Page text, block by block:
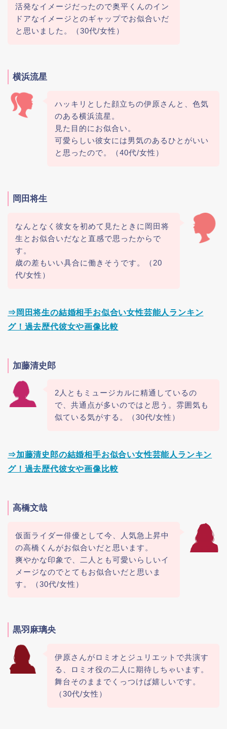
活発なイメージだったので奥平くんのイン
ドアなイメージとのギャップでお似合いだ
と思いました。（30代/女性）
横浜流星
ハッキリとした顔立ちの伊原さんと、色気
のある横浜流星。
見た目的にお似合い。
可愛らしい彼女には男気のあるひとがいい
と思ったので。（40代/女性）
岡田将生
なんとなく彼女を初めて見たときに岡田将
生とお似合いだなと直感で思ったからで
す。
歳の差もいい具合に働きそうです。（20
代/女性）
⇒岡田将生の結婚相手お似合い女性芸能人ランキン
グ！過去歴代彼女や画像比較
加藤清史郎
2人ともミュージカルに精通しているの
で、共通点が多いのではと思う。雰囲気も
似ている気がする。（30代/女性）
⇒加藤清史郎の結婚相手お似合い女性芸能人ランキン
グ！過去歴代彼女や画像比較
高橋文哉
仮面ライダー俳優として今、人気急上昇中
の高橋くんがお似合いだと思います。
爽やかな印象で、二人とも可愛いらしいイ
メージなのでとてもお似合いだと思いま
す。（30代/女性）
黒羽麻璃央
伊原さんがロミオとジュリエットで共演す
る、ロミオ役の二人に期待しちゃいます。
舞台そのままでくっつけば嬉しいです。
（30代/女性）